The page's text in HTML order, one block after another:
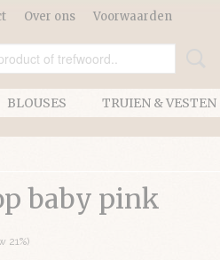
Over ons Voorwaarden
BLOUSES TRUIEN & VESTEN
baby pink
21%)